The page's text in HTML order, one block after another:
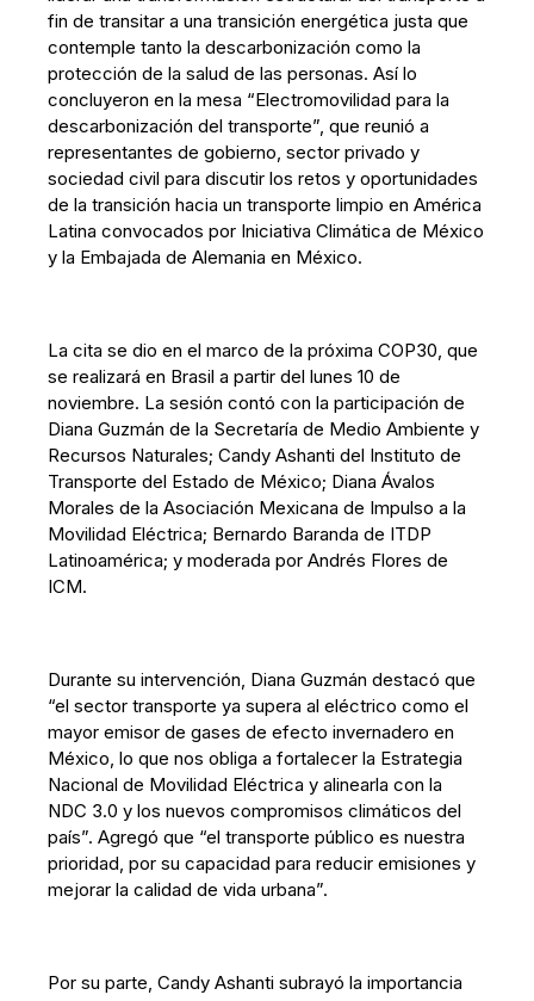
fin de transitar a una transición energética justa que
contemple tanto la descarbonización como la
protección de la salud de las personas. Así lo
concluyeron en la mesa “Electromovilidad para la
descarbonización del transporte”, que reunió a
representantes de gobierno, sector privado y
sociedad civil para discutir los retos y oportunidades
de la transición hacia un transporte limpio en América
Latina convocados por Iniciativa Climática de México
y la Embajada de Alemania en México.
La cita se dio en el marco de la próxima COP30, que
se realizará en Brasil a partir del lunes 10 de
noviembre. La sesión contó con la participación de
Diana Guzmán de la Secretaría de Medio Ambiente y
Recursos Naturales; Candy Ashanti del Instituto de
Transporte del Estado de México; Diana Ávalos
Morales de la Asociación Mexicana de Impulso a la
Movilidad Eléctrica; Bernardo Baranda de ITDP
Latinoamérica; y moderada por Andrés Flores de
ICM.
Durante su intervención, Diana Guzmán destacó que
“el sector transporte ya supera al eléctrico como el
mayor emisor de gases de efecto invernadero en
México, lo que nos obliga a fortalecer la Estrategia
Nacional de Movilidad Eléctrica y alinearla con la
NDC 3.0 y los nuevos compromisos climáticos del
país”. Agregó que “el transporte público es nuestra
prioridad, por su capacidad para reducir emisiones y
mejorar la calidad de vida urbana”.
Por su parte, Candy Ashanti subrayó la importancia